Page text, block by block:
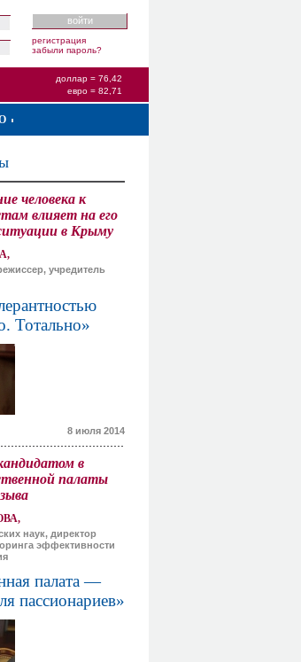
регистрация
забыли пароль?
доллар = 76,42
евро = 82,71
человека к
влияет на его
в Крыму
учредитель
Тотально»
8 июля 2014
в
палаты
наук, директор
эффективности
палата —
пассионариев»